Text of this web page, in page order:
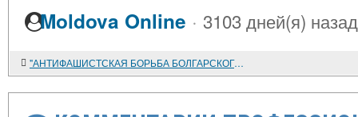
Moldova Online · 3103 дней(я) назад
"АНТИФАШИСТСКАЯ БОРЬБА БОЛГАРСКОГО НАРОДА. 1941-1944. НАУЧНО-ВСПОМОГАТЕЛЬНЫЙ УКАЗАТЕЛЬ ЛИТЕРАТУРЫ"